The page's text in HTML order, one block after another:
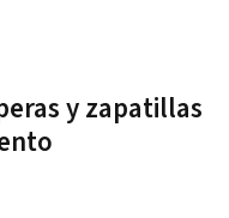
y zapatillas